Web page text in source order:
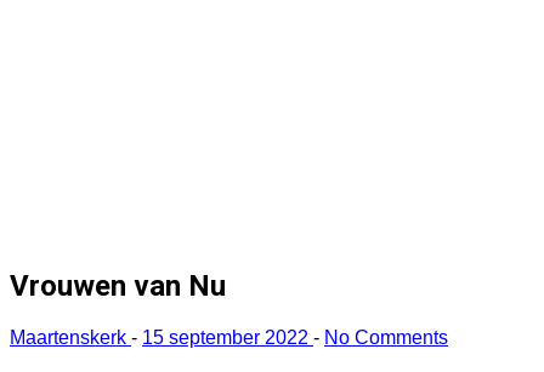
Vrouwen van Nu
Maartenskerk - 15 september 2022 - No Comments